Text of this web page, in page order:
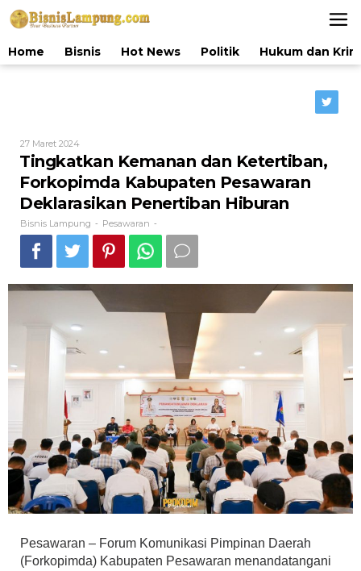
Lewati
ke
Home
Bisnis Hot News Politik Hukum dan
27 Maret 2024Oleh
Bisnis
Lampung
Tingkatkan Kemanan dan Ketertiban,
Forkopimda Kabupaten Pesawaran
Deklarasikan Penertiban Hiburan
Bisnis Lampung - Pesawaran -
Pesawaran – Forum Komunikasi Pimpinan Daerah
(Forkopimda) Kabupaten Pesawaran menandatangani